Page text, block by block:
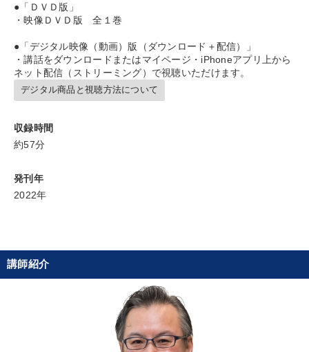
local_offer タグから探す
タグ・キーワード
IT・デジタル活用 お金の授業
ランチェスター戦略
労務問題・人事対策
多角化・新規事業 スポーツ関連 インフレ対策・値上げ
株式市場 多様性・ダイバーシティ
※「更新」を押すと「タグ・キーワード」を更新いただけます。
●「ＤＶＤ版」
・映像ＤＶＤ版 全１巻
●「デジタル映像（動画）版（ダウンロード＋配信）」
・講話をダウンロードまたはマイページ・iPhoneアプリ上から
ネット配信（ストリーミング）で視聴いただけます。
デジタル商品と視聴方法について
収録時間
約57分
発刊年
2022年
講師紹介